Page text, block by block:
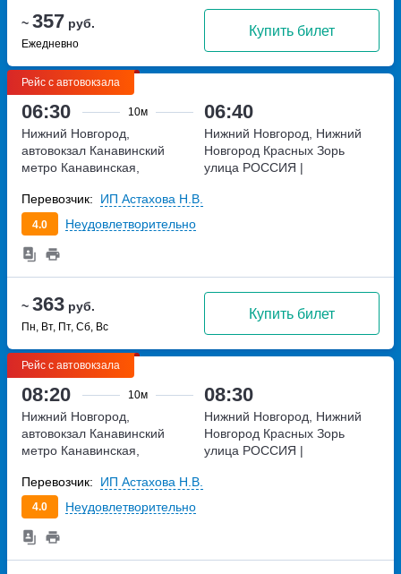
~ 357 руб.
Ежедневно
Купить билет
Рейс с автовокзала
06:30 10м 06:40
~ 363 руб.
Пн, Вт, Пт, Сб, Вс
Купить билет
Нижний Новгород,
автовокзал Канавинский
метро Канавинская,
Нижний Новгород, Нижний
Новгород Красных Зорь
улица РОССИЯ |
4.0 Неудовлетворительно
Перевозчик: ИП Астахова Н.В.
Рейс с автовокзала
08:20 10м 08:30
Нижний Новгород,
автовокзал Канавинский
метро Канавинская,
Нижний Новгород, Нижний
Новгород Красных Зорь
улица РОССИЯ |
4.0 Неудовлетворительно
Перевозчик: ИП Астахова Н.В.